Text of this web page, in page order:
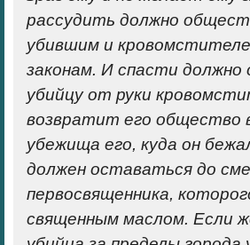
рассудить должно
убившим и
законам. И спасти
убийцу от руки
возвратит его общество
убежища его, куда он
должен оставаться до
первосвященника,
священным маслом. Если